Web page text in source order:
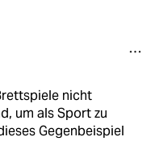
nicht
um als Sport zu
Gegenbeispiel